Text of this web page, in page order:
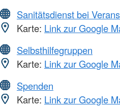
Sanitätsdienst bei
Karte: Link zur Google
Selbsthilfegruppen
Karte: Link zur Google
Spenden
Karte: Link zur Google